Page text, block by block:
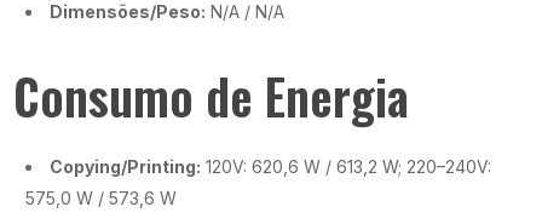
Dimensões/Peso: N/A / N/A
Consumo de Energia
Copying/Printing: 120V: 620,6 W / 613,2 W; 220–240V:
575,0 W / 573,6 W